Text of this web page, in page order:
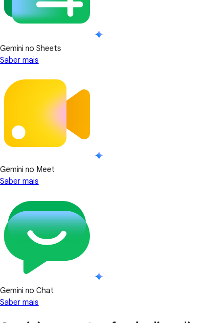
Gemini no Sheets
Saber mais
Gemini no Meet
Saber mais
Gemini no Chat
Saber mais